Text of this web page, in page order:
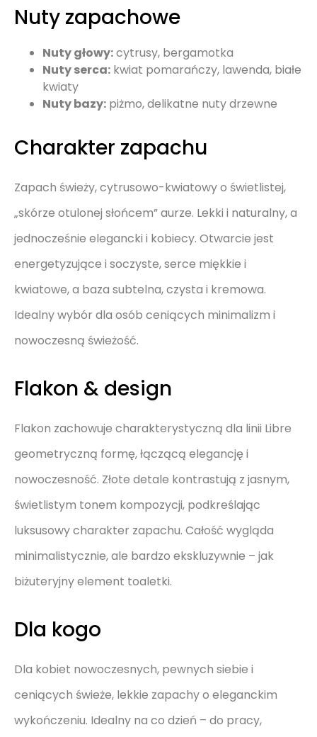
Nuty zapachowe
Nuty głowy:cytrusy, bergamotka
Nuty serca: kwiat pomarańczy, lawenda, białe
kwiaty
Nuty bazy: piżmo, delikatne nuty drzewne
Charakter zapachu
Zapach świeży, cytrusowo-kwiatowy o świetlistej,
„skórze otulonej słońcem” aurze. Lekki i naturalny, a
jednocześnie elegancki i kobiecy. Otwarcie jest
energetyzujące i soczyste, serce miękkie i
kwiatowe, a baza subtelna, czysta i kremowa.
Idealny wybór dla osób ceniących minimalizm i
nowoczesną świeżość.
Flakon & design
Flakon zachowuje charakterystyczną dla linii Libre
geometryczną formę, łączącą elegancję i
nowoczesność. Złote detale kontrastują z jasnym,
świetlistym tonem kompozycji, podkreślając
luksusowy charakter zapachu. Całość wygląda
minimalistycznie, ale bardzo ekskluzywnie – jak
biżuteryjny element toaletki.
Dla kogo
Dla kobiet nowoczesnych, pewnych siebie i
ceniących świeże, lekkie zapachy o eleganckim
wykończeniu. Idealny na co dzień – do pracy,